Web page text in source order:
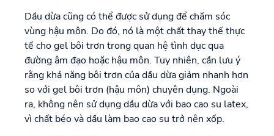
Dầu dừa cũng có thể được sử dụng để chăm sóc
vùng hậu môn. Do đó, nó là một chất thay thế thực
tế cho gel bôi trơn trong quan hệ tình dục qua
đường âm đạo hoặc hậu môn. Tuy nhiên, cần lưu ý
rằng khả năng bôi trơn của dầu dừa giảm nhanh hơn
so với gel bôi trơn (hậu môn) chuyên dụng. Ngoài
ra, không nên sử dụng dầu dừa với bao cao su latex,
vì chất béo và dầu làm bao cao su trở nên xốp.